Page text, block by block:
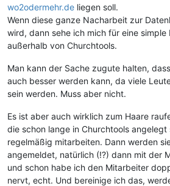
wo2odermehr.de liegen soll.
Wenn diese ganze Nacharbeit zur
wird, dann sehe ich mich für eine simple
außerhalb von Churchtools.
Man kann der Sache zugute halten,
auch besser werden kann, da viele
sein werden. Muss aber nicht.
Es ist aber auch wirklich zum Haare
die schon lange in Churchtools angelegt
regelmäßig mitarbeiten. Dann werden
angemeldet, natürlich (!?) dann mit der
und schon habe ich den Mitarbeiter
nervt, echt. Und bereinige ich das,